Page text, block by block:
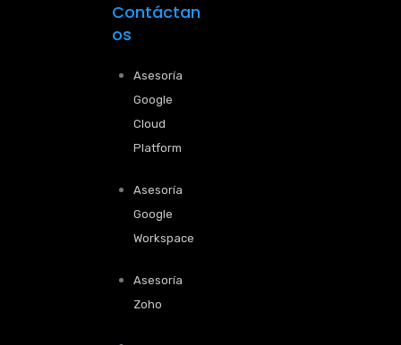
Contáctan
os
Asesoría
Google
Cloud
Platform
Asesoría
Google
Workspace
Asesoría
Zoho